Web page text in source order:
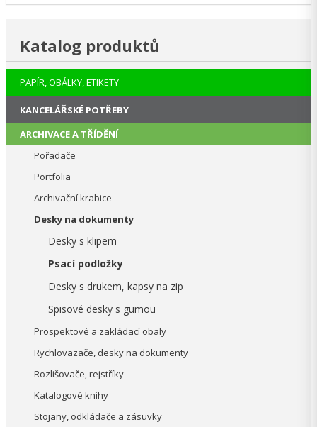
Katalog produktů
PAPÍR, OBÁLKY, ETIKETY
KANCELÁŘSKÉ POTŘEBY
ARCHIVACE A TŘÍDĚNÍ
Pořadače
Portfolia
Archivační krabice
Desky na dokumenty
Desky s klipem
Psací podložky
Desky s drukem, kapsy na zip
Spisové desky s gumou
Prospektové a zakládací obaly
Rychlovazače, desky na dokumenty
Rozlišovače, rejstříky
Katalogové knihy
Stojany, odkládače a zásuvky